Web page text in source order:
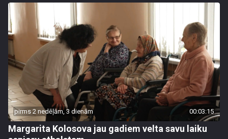
pirms 2 nedēļām, 3 dienām 00:03:15
Margarita Kolosova jau gadiem velta savu laiku